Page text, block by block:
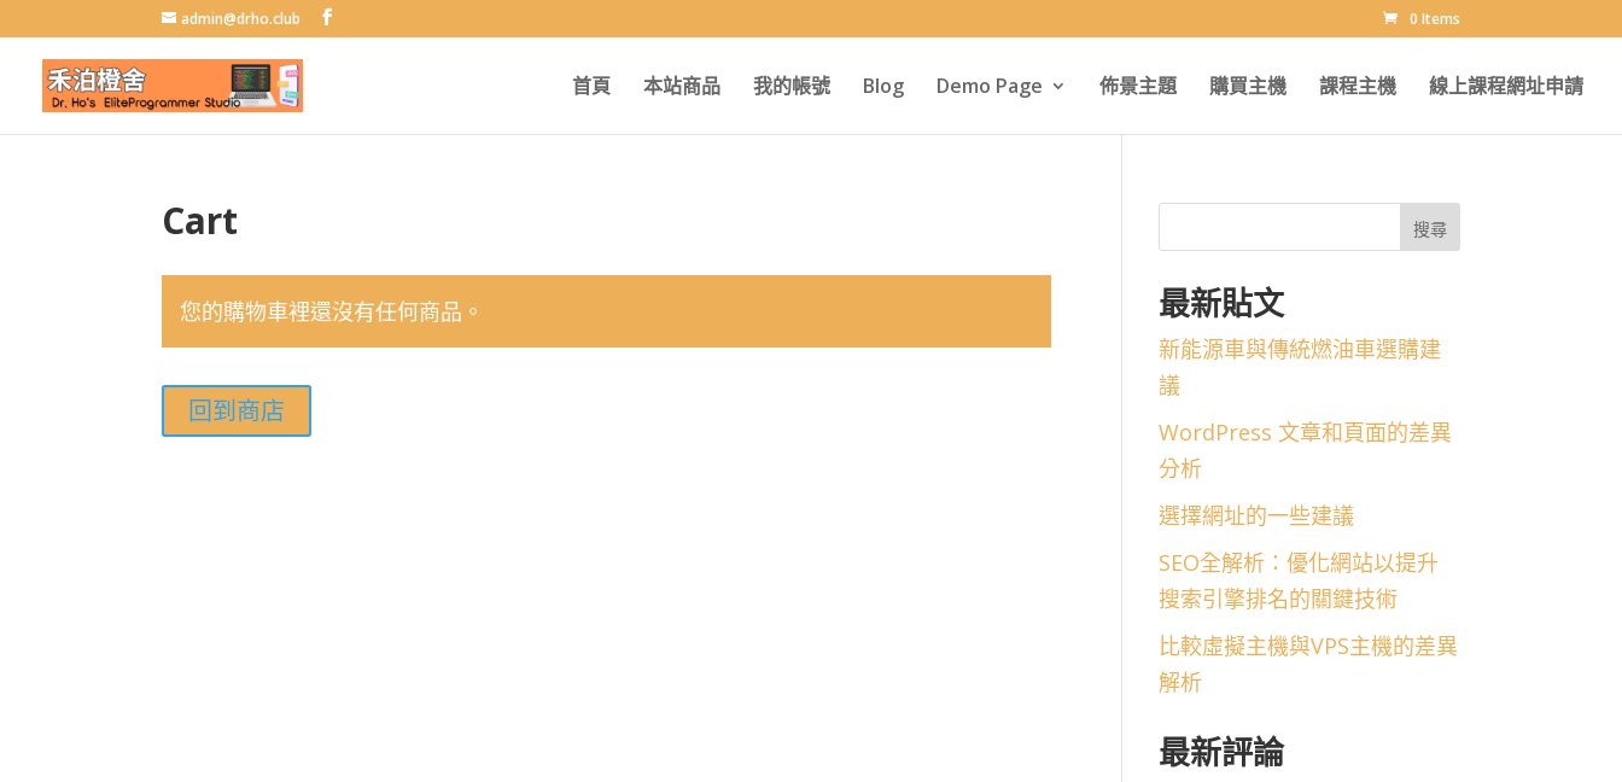
admin@drho.club 0 Items
首頁 本站商品 我的帳號 Blog Demo Page 佈景主題 購買主機 課程主機 線上課程網址申請
Cart
您的購物車裡還沒有任何商品。
回到商店
搜尋
最新貼文
新能源車與傳統燃油車選購建
議
WordPress 文章和頁面的差異
分析
選擇網址的一些建議
SEO全解析：優化網站以提升
搜索引擎排名的關鍵技術
比較虛擬主機與VPS主機的差異
解析
最新評論